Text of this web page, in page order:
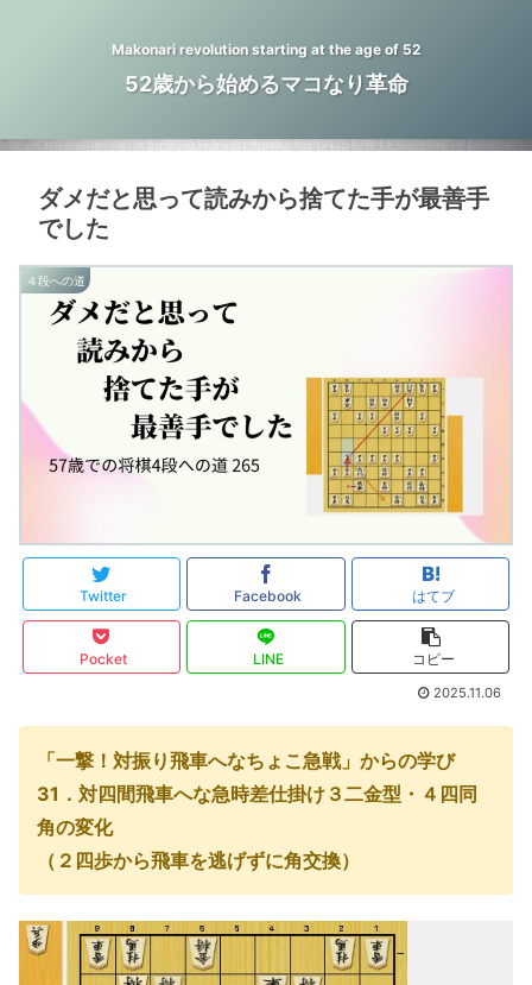
Makonari revolution starting at the age of 52
52歳から始めるマコなり革命
ダメだと思って読みから捨てた手が最善手
でした
４段への道
Twitter Facebook はてブ
Pocket LINE コピー
2025.11.06
「一撃！対振り飛車へなちょこ急戦」からの学び
31．対四間飛車へな急時差仕掛け３二金型・４四同
角の変化
（２四歩から飛車を逃げずに角交換）